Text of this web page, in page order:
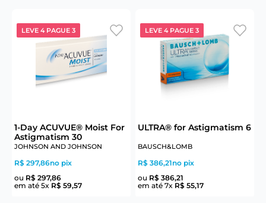
LEVE 4 PAGUE 3
1-Day ACUVUE® Moist For
Astigmatism 30
JOHNSON AND JOHNSON
R$ 297,86no pix
ou R$ 297,86
em até 5x R$ 59,57
LEVE 4 PAGUE 3
ULTRA® for Astigmatism 6
BAUSCH&LOMB
R$ 386,21no pix
ou R$ 386,21
em até 7x R$ 55,17